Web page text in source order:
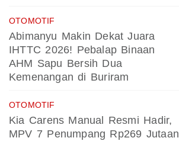
OTOMOTIF
Abimanyu Makin Dekat Juara
IHTTC 2026! Pebalap Binaan
AHM Sapu Bersih Dua
Kemenangan di Buriram
OTOMOTIF
Kia Carens Manual Resmi Hadir,
MPV 7 Penumpang Rp269 Jutaan